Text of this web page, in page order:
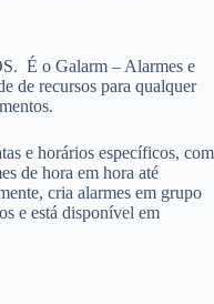
É o Galarm – Alarmes e
de recursos para qualquer
e horários específicos, com
de hora em hora até
cria alarmes em grupo
e está disponível em